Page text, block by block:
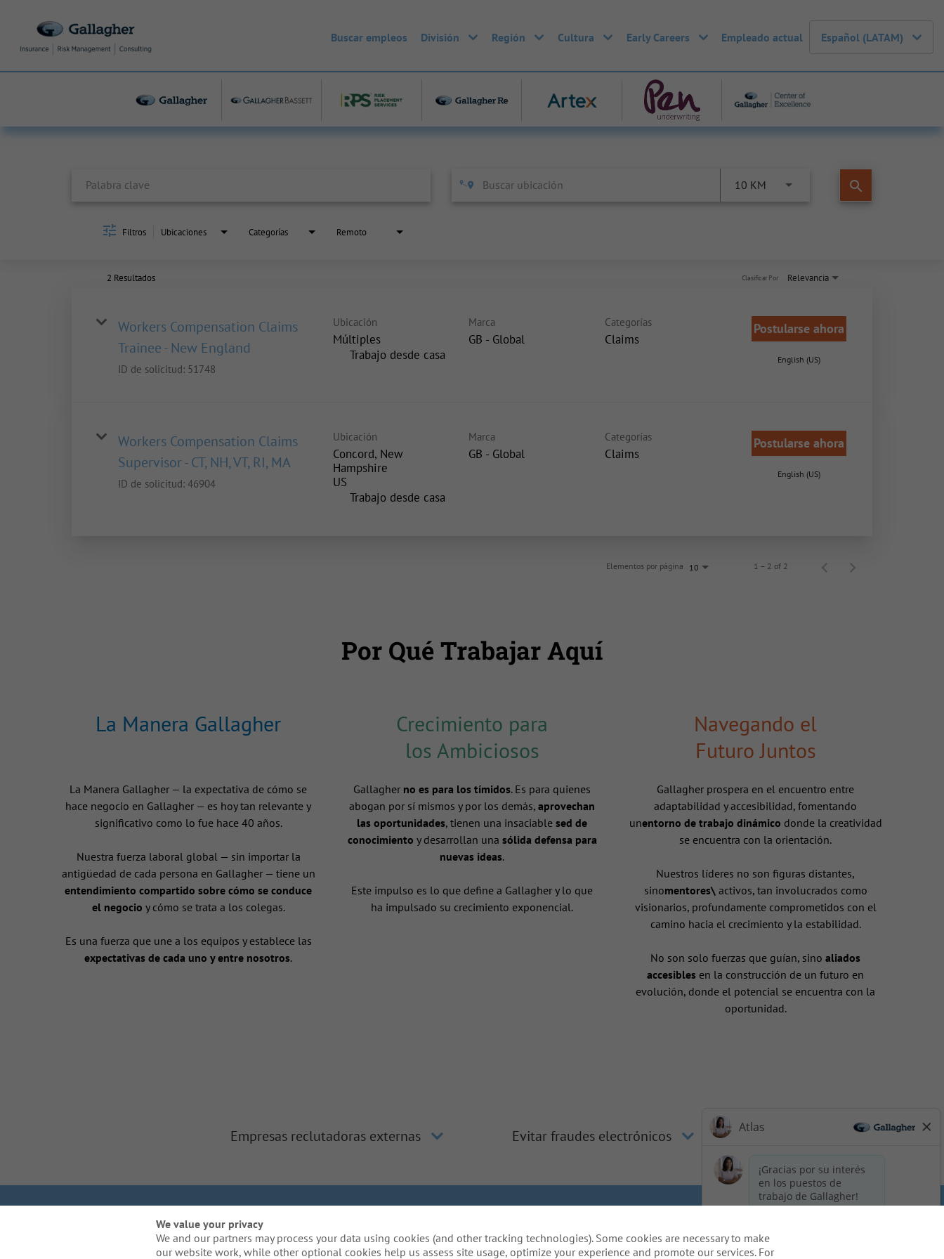
Buscar empleos División Región Cultura Early Careers Empleado actual Español (LATAM)
10 KM search
Filtros Ubicaciones Categorías Remoto
2 Resultados Relevancia
Clasificar Por
Workers Compensation Claims
Trainee - New England
ID de solicitud: 51748
Ubicación
Múltiples
inicio
Trabajo desde casa
Marca
GB - Global
Categorías
Claims
Postularse ahora
English (US)
Workers Compensation Claims
Supervisor - CT, NH, VT, RI, MA
ID de solicitud: 46904
Ubicación
Concord, New
Hampshire
inicio
Trabajo desde casa
Marca
GB - Global
Categorías
Claims
Postularse ahora
English (US)
Elementos por página 10 1 – 2 of 2
Por Qué Trabajar Aquí
La Manera Gallagher
La Manera Gallagher — la expectativa de cómo se
hace negocio en Gallagher — es hoy tan relevante y
significativo como lo fue hace 40 años.
Nuestra fuerza laboral global — sin importar la
antigüedad de cada persona en Gallagher — tiene un
entendimiento compartido sobre cómo se conduce
el negocio y cómo se trata a los colegas.
Es una fuerza que une a los equipos y establece las
expectativas de cada uno y entre nosotros.
Crecimiento para
los Ambiciosos
Gallagher no es para los tímidos. Es para quienes
abogan por sí mismos y por los demás, aprovechan
las oportunidades, tienen una insaciable sed de
conocimiento y desarrollan una sólida defensa para
nuevas ideas.
Este impulso es lo que define a Gallagher y lo que
ha impulsado su crecimiento exponencial.
Navegando el
Futuro Juntos
Gallagher prospera en el encuentro entre
adaptabilidad y accesibilidad, fomentando
unentorno de trabajo dinámico donde la creatividad
se encuentra con la orientación.
Nuestros líderes no son figuras distantes,
sinomentores\ activos, tan involucrados como
visionarios, profundamente comprometidos con el
camino hacia el crecimiento y la estabilidad.
No son solo fuerzas que guían, sinoaliados
accesibles en la construcción de un futuro en
evolución, donde el potencial se encuentra con la
oportunidad.
Empresas reclutadoras externas Evitar fraudes electrónicos
Somos Gallagher
Do Not Sell or Share My Personal Information - US Residents
We value your privacy
We and our partners may process your data using cookies (and other tracking technologies). Some cookies are necessary to make
our website work, while other optional cookies help us assess site usage, optimize your experience and promote our services. For